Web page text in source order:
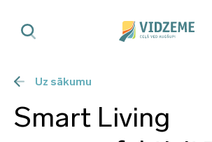
Uz sākumu
Smart Living